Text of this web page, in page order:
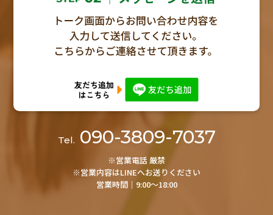
Tel. 090-3809-7037
※営業電話 厳禁
※営業内容はLINEへお送りください
営業時間│9:00～18:00